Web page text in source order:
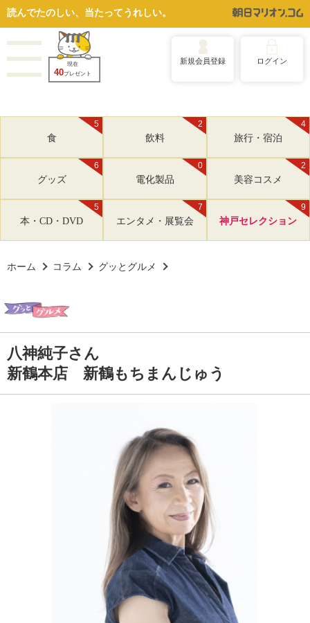
読んでたのしい、当たってうれしい。
現在
40プレゼント
新規会員登録 ログイン
5
食
2
飲料
4
旅行・宿泊
6
グッズ
0
電化製品
2
美容コスメ
5
本・CD・DVD
7
エンタメ・展覧会
9
神戸セレクション
ホーム コラム グッとグルメ
八神純子さん
新鶴本店 新鶴もちまんじゅう